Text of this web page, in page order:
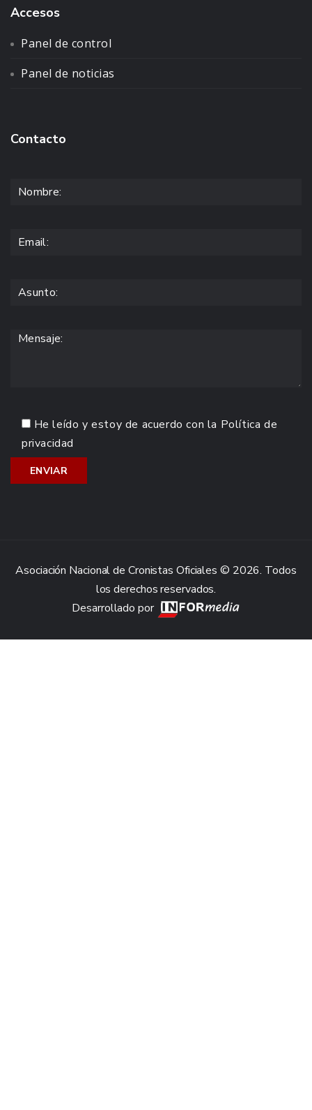
Accesos
Panel de control
Panel de noticias
Contacto
He leído y estoy de acuerdo con la Política de
privacidad
Asociación Nacional de Cronistas Oficiales © 2026. Todos
los derechos reservados.
Desarrollado por